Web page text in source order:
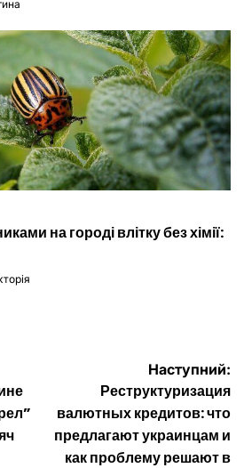
на городі влітку без хімії:
Наступний:
Реструктуризация
валютных кредитов: что
предлагают украинцам и
как проблему решают в